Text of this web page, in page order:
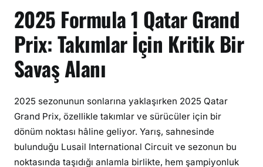
2025 Formula 1 Qatar Grand
Prix: Takımlar İçin Kritik Bir
Savaş Alanı
2025 sezonunun sonlarına yaklaşırken 2025 Qatar
Grand Prix, özellikle takımlar ve sürücüler için bir
dönüm noktası hâline geliyor. Yarış, sahnesinde
bulunduğu Lusail International Circuit ve sezonun bu
noktasında taşıdığı anlamla birlikte, hem şampiyonluk